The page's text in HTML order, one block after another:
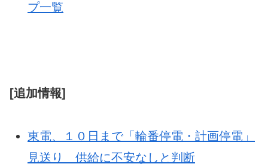
プ一覧
[追加情報]
東電、１０日まで「輪番停電・計画停電」
見送り 供給に不安なしと判断